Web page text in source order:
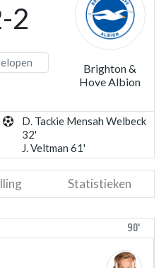
2
Brighton &
Hove Albion
D. Tackie Mensah Welbeck
32'
J. Veltman 61'
Statistieken
90'